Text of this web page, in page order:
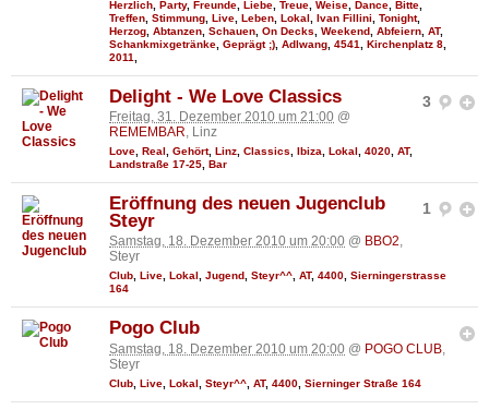
Herzlich Party, Freunde Liebe Treue Weise Dance Bitte
Treffen Stimmung Live Leben Lokal Ivan Fillini Tonight,
Herzog Abtanzen Schauen On Decks Weekend Abfeiern AT,
Schankmixgetränke Geprägt ;) Adlwang 4541 Kirchenplatz 8
2011
3
Delight - We Love Classics
Freitag, 31. Dezember 2010 um 21:00 @
REMEMBAR, Linz
Love Real Gehört, Linz Classics Ibiza Lokal 4020 AT,
Landstraße 17-25 Bar
1
Eröffnung des neuen Jugenclub
Steyr
Samstag, 18. Dezember 2010 um 20:00 @ BBO2,
Steyr
Club, Live, Lokal, Jugend, Steyr^^, AT, 4400, Sierningerstrasse
164
Pogo Club
Samstag, 18. Dezember 2010 um 20:00 @ POGO CLUB
Steyr
Club Live Lokal Steyr^^ AT, 4400 Sierninger Straße 164